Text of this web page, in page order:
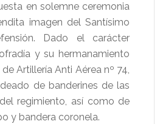
en solemne ceremonia
imagen del Santísimo
Dado el carácter
y su hermanamiento
Artillería Anti Aérea nº 74,
de banderines de las
regimiento, así como de
y bandera coronela.